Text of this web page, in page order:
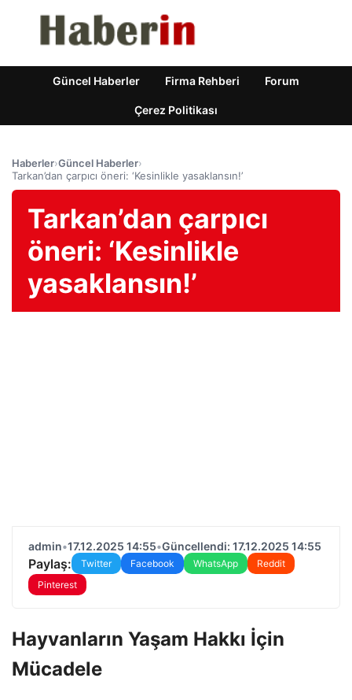
Güncel Haberler Firma Rehberi Forum
Çerez Politikası
Haberler›Güncel Haberler›
Tarkan’dan çarpıcı öneri: ‘Kesinlikle yasaklansın!’
Tarkan’dan çarpıcı
öneri: ‘Kesinlikle
yasaklansın!’
admin•17.12.2025 14:55•Güncellendi: 17.12.2025 14:55
Paylaş: Twitter Facebook WhatsApp
Reddit
Pinterest
Hayvanların Yaşam Hakkı İçin
Mücadele